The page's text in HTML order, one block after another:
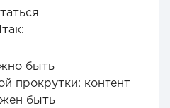
быть
прокрутки: контент
быть